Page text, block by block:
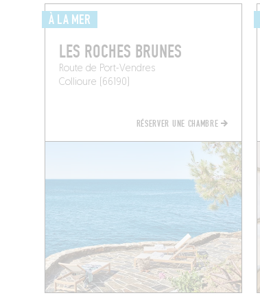
À LA MER
LES ROCHES BRUNES
Route de Port-Vendres
Collioure (66190)
RÉSERVER UNE CHAMBRE